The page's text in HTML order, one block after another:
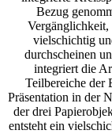
Bezug
Vergänglichkeit,
vielschichtig
durchscheinen
integriert die
Teilbereiche der
Präsentation in der
der drei
entsteht ein